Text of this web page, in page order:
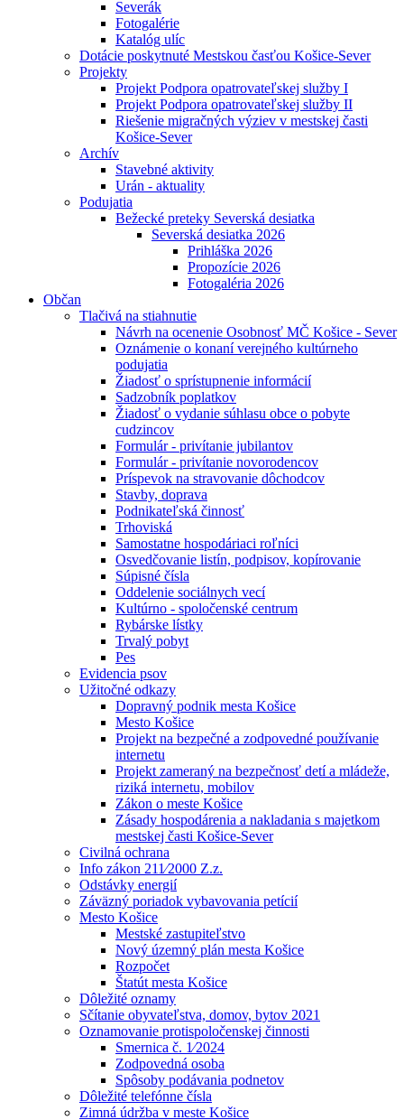
Severák
Fotogalérie
Katalóg ulíc
Dotácie poskytnuté Mestskou časťou Košice-Sever
Projekty
Projekt Podpora opatrovateľskej služby I
Projekt Podpora opatrovateľskej služby II
Riešenie migračných výziev v mestskej časti
Košice-Sever
Archív
Stavebné aktivity
Urán - aktuality
Podujatia
Bežecké preteky Severská desiatka
Severská desiatka 2026
Prihláška 2026
Propozície 2026
Fotogaléria 2026
Občan
Tlačivá na stiahnutie
Návrh na ocenenie Osobnosť MČ Košice - Sever
Oznámenie o konaní verejného kultúrneho
podujatia
Žiadosť o sprístupnenie informácií
Sadzobník poplatkov
Žiadosť o vydanie súhlasu obce o pobyte
cudzincov
Formulár - privítanie jubilantov
Formulár - privítanie novorodencov
Príspevok na stravovanie dôchodcov
Stavby, doprava
Podnikateľská činnosť
Trhoviská
Samostatne hospodáriaci roľníci
Osvedčovanie listín, podpisov, kopírovanie
Súpisné čísla
Oddelenie sociálnych vecí
Kultúrno - spoločenské centrum
Rybárske lístky
Trvalý pobyt
Pes
Evidencia psov
Užitočné odkazy
Dopravný podnik mesta Košice
Mesto Košice
Projekt na bezpečné a zodpovedné používanie
internetu
Projekt zameraný na bezpečnosť detí a mládeže,
riziká internetu, mobilov
Zákon o meste Košice
Zásady hospodárenia a nakladania s majetkom
mestskej časti Košice-Sever
Civilná ochrana
Info zákon 211⁄2000 Z.z.
Odstávky energií
Záväzný poriadok vybavovania petícií
Mesto Košice
Mestské zastupiteľstvo
Nový územný plán mesta Košice
Rozpočet
Štatút mesta Košice
Dôležité oznamy
Sčítanie obyvateľstva, domov, bytov 2021
Oznamovanie protispoločenskej činnosti
Smernica č. 1⁄2024
Zodpovedná osoba
Spôsoby podávania podnetov
Dôležité telefónne čísla
Zimná údržba v meste Košice